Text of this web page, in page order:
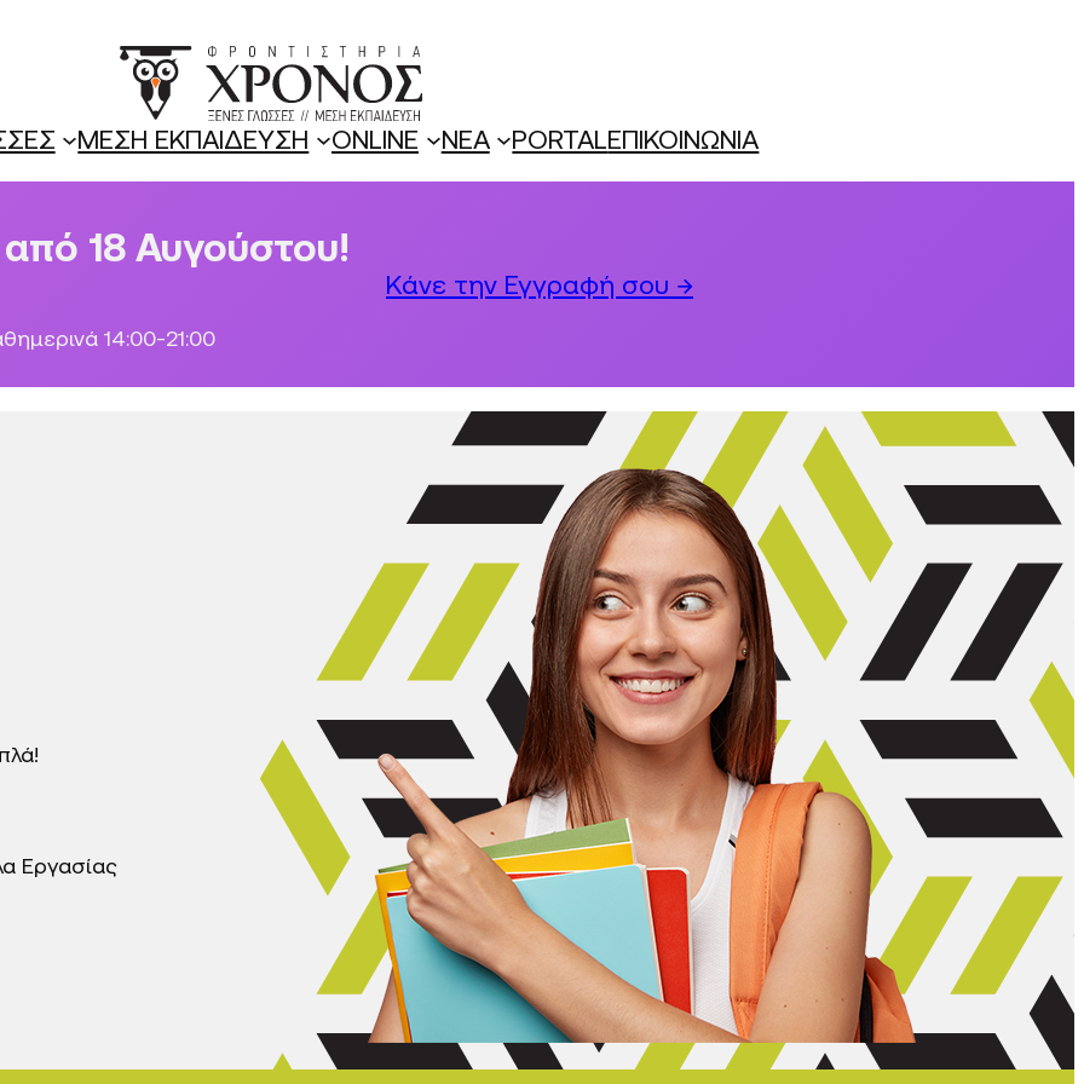
ΜΕΣΗ ΕΚΠΑΙΔΕΥΣΗ ONLINE ΝΕΑ PORTAL ΕΠΙΚΟΙΝΩΝΙΑ
18 Αυγούστου!
14:00-21:00
Κάνε την Εγγραφή σου →
Εργασίας